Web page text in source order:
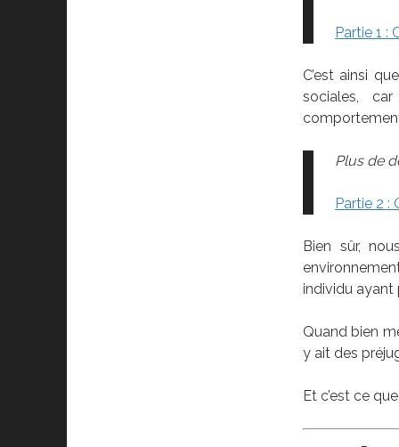
Partie 1 :
C’est ainsi
sociales,
Plus de
Partie 2
Bien sûr,
individu ayant
Quand bien
y ait des
Et c’est ce